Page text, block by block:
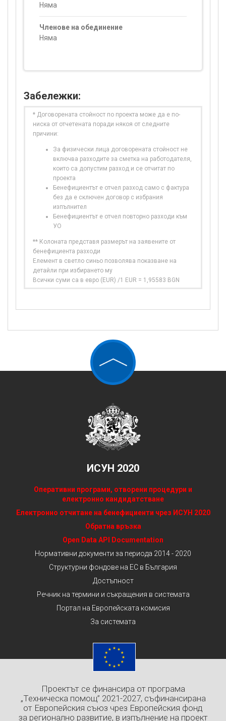
Няма
Членове на обединение
Няма
Забележки:
* Договорената стойност по проекта може да е по-
ниска от отчетената поради някоя от следните
причини:
За физически лица договорената стойност не
включва разходите за сметка на работодателя,
които са допустим разход и се отчитат по
проекта
Бенефициентът е отчел разход само с фактура
без да е сключен договор с избрания
изпълнител
Бенефициентът е отчел повторно разходи към
УО
** Колоната представя размерът на заявените от
бенефициента разходи
Елемент в светло синьо позволява показване на
детайли при избирането му
Всички суми са в евро (EUR) /1 EUR = 1,95583 BGN
ИСУН 2020
Оперативни програми, отворени процедури и
електронно кандидатстване
Електронно отчитане на бенефициенти чрез ИСУН 2020
Обратна връзка
Open Data API Documentation
Нормативни документи за периода 2014 - 2020
Структурни фондове на ЕС в България
Достъпност
Речник на термини и съкращения в системата
Портал на Европейската комисия
За системата
Проектът се финансира от програма
„Техническа помощ” 2021-2027, съфинансирана
от Европейския съюз чрез Европейския фонд
за регионално развитие, в изпълнение на проект